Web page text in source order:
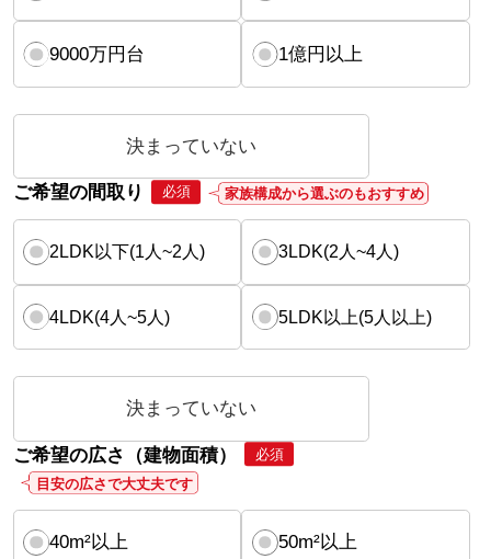
9000万円台 1億円以上
決まっていない
ご希望の間取り 必須 家族構成から選ぶのもおすすめ
2LDK以下(1人~2人) 3LDK(2人~4人)
4LDK(4人~5人) 5LDK以上(5人以上)
決まっていない
ご希望の広さ（建物面積）
必須
目安の広さで大丈夫です
40m²以上 50m²以上